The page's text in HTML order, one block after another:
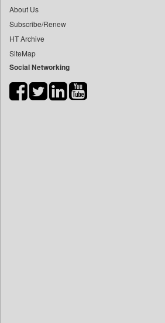
Bang Gaming
Bang Showbiz
Bang Tech
Bangladesh Business News
Bihar Times
About Us
Subscribe/Renew
HT Archive
SiteMap
Social Networking